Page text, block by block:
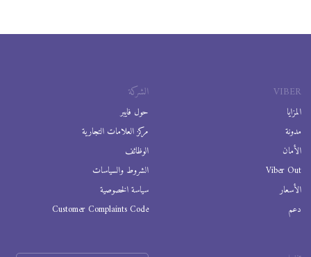
VIBER
المزايا
مدونة
الأمان
Viber Out
الأسعار
دعم
الشركة
حول فايبر
مركز العلامات التجارية
الوظائف
الشروط والسياسات
سياسة الخصوصية
Customer Complaints Code